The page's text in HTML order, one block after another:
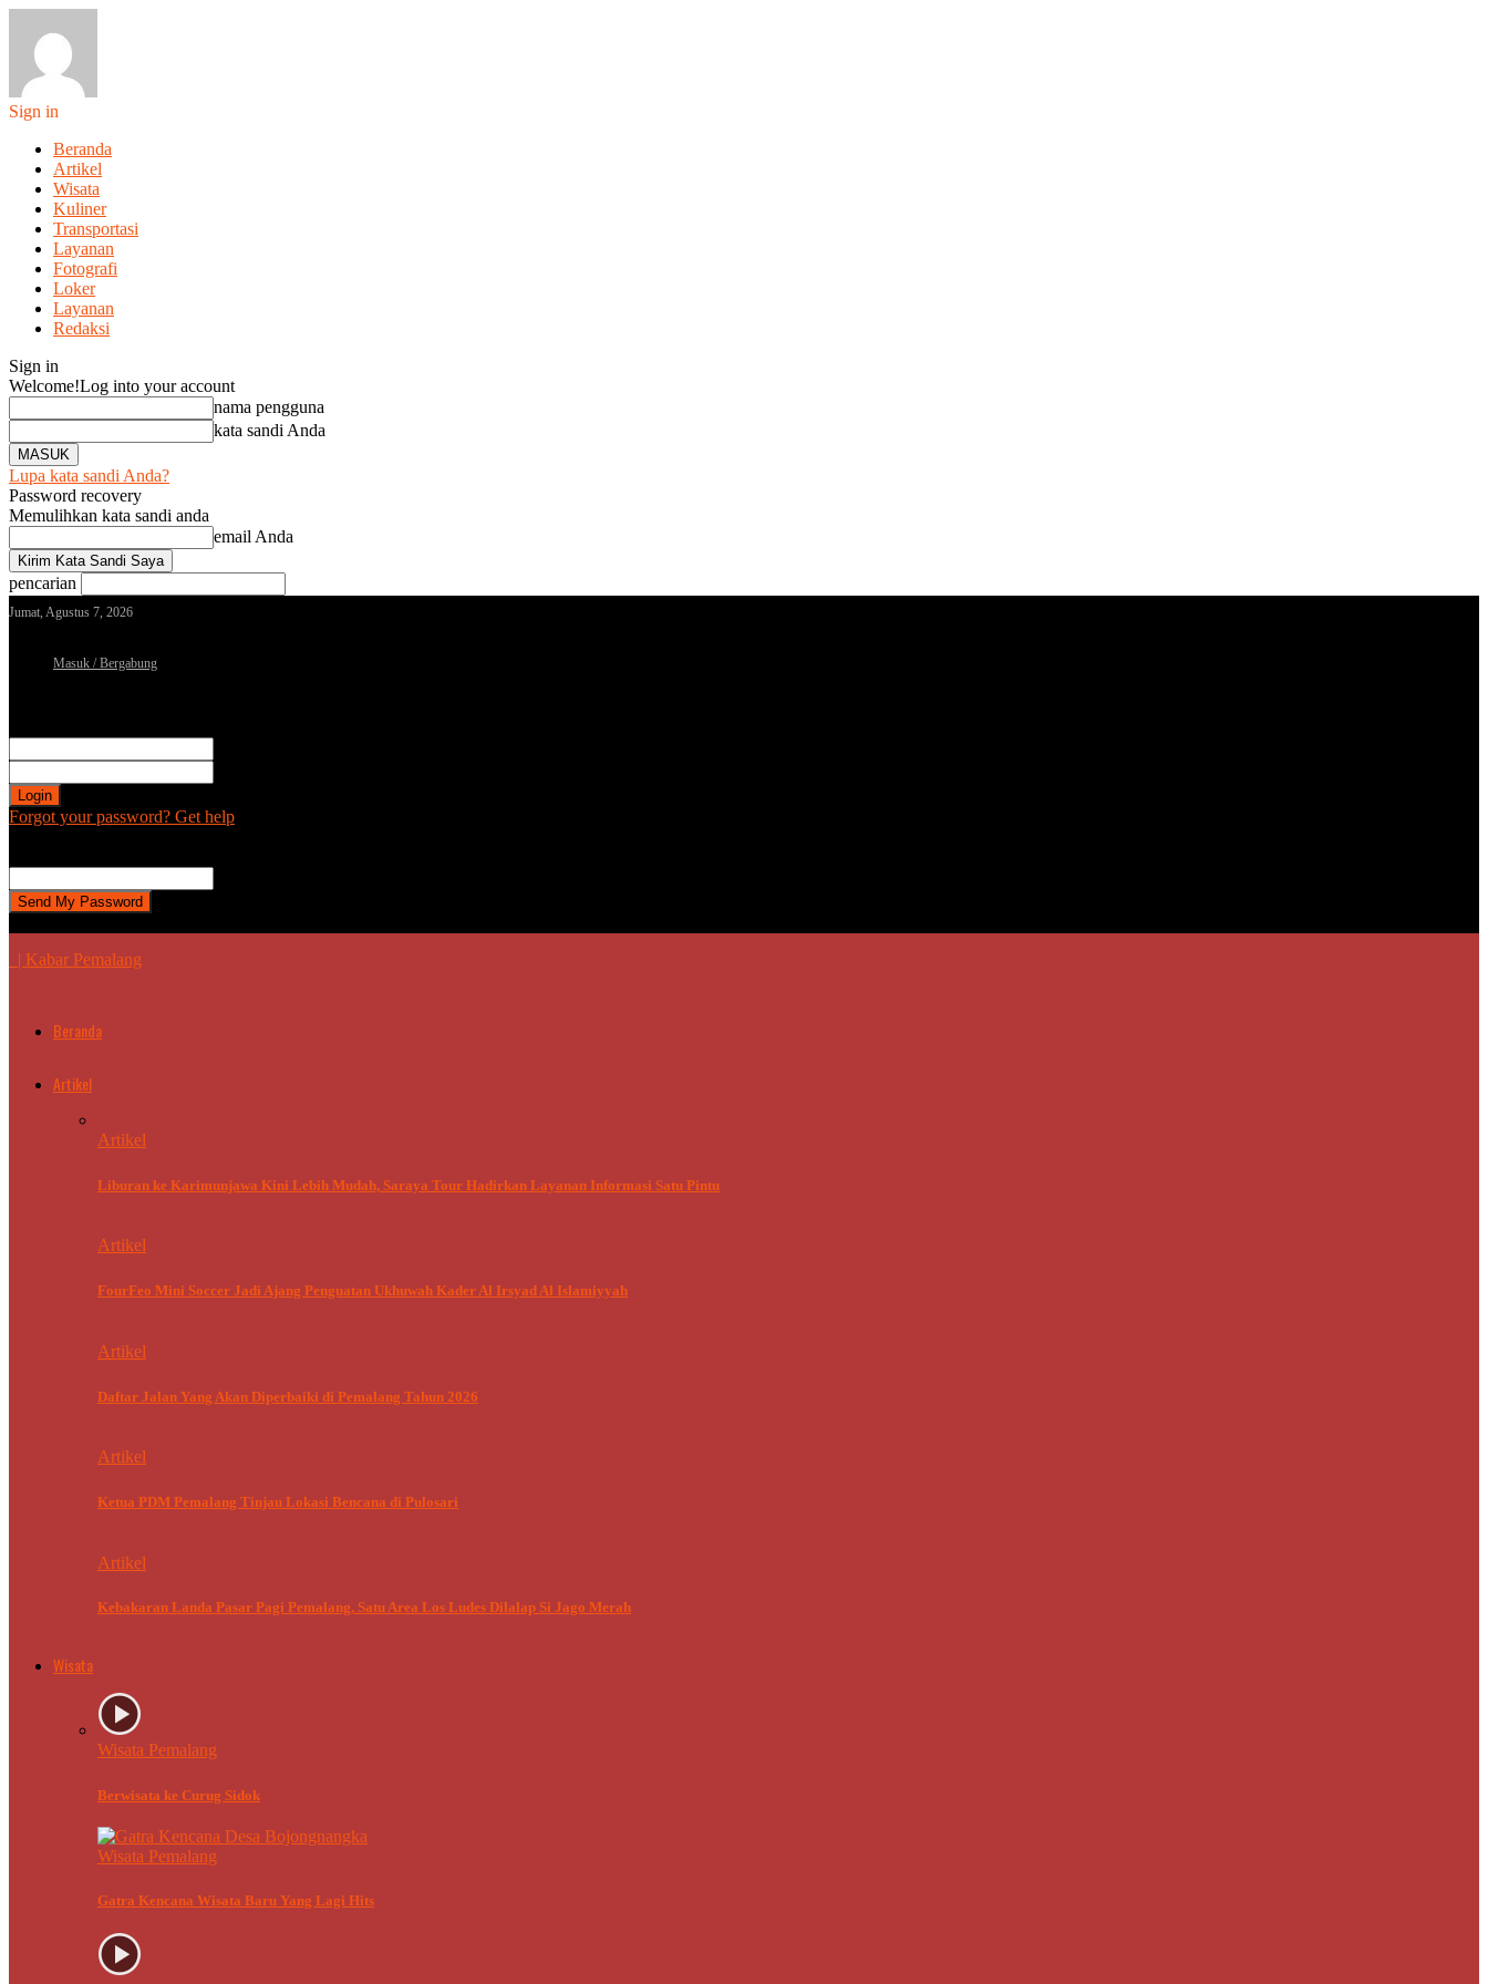
Sign in
Beranda
Artikel
Wisata
Kuliner
Transportasi
Layanan
Fotografi
Loker
Layanan
Redaksi
Sign in
Welcome!Log into your account
nama pengguna
kata sandi Anda
Lupa kata sandi Anda?
Password recovery
Memulihkan kata sandi anda
email Anda
pencarian
Jumat, Agustus 7, 2026
Masuk / Bergabung
Forgot your password? Get help
| Kabar Pemalang
Beranda
Artikel
Artikel
Liburan ke Karimunjawa Kini Lebih Mudah, Saraya Tour Hadirkan Layanan Informasi Satu Pintu
Artikel
FourFeo Mini Soccer Jadi Ajang Penguatan Ukhuwah Kader Al Irsyad Al Islamiyyah
Artikel
Daftar Jalan Yang Akan Diperbaiki di Pemalang Tahun 2026
Artikel
Ketua PDM Pemalang Tinjau Lokasi Bencana di Pulosari
Artikel
Kebakaran Landa Pasar Pagi Pemalang, Satu Area Los Ludes Dilalap Si Jago Merah
Wisata
Wisata Pemalang
Berwisata ke Curug Sidok
Wisata Pemalang
Gatra Kencana Wisata Baru Yang Lagi Hits